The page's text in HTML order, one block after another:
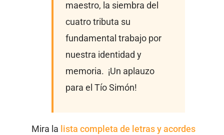
maestro, la siembra del
cuatro tributa su
fundamental trabajo por
nuestra identidad y
memoria. ¡Un aplauzo
para el Tío Simón!
Mira la lista completa de letras y acordes